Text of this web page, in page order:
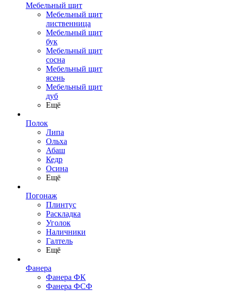
Мебельный щит
Мебельный щит
лиственница
Мебельный щит
бук
Мебельный щит
сосна
Мебельный щит
ясень
Мебельный щит
дуб
Ещё
Полок
Липа
Ольха
Абаш
Кедр
Осина
Ещё
Погонаж
Плинтус
Раскладка
Уголок
Наличники
Галтель
Ещё
Фанера
Фанера ФК
Фанера ФСФ